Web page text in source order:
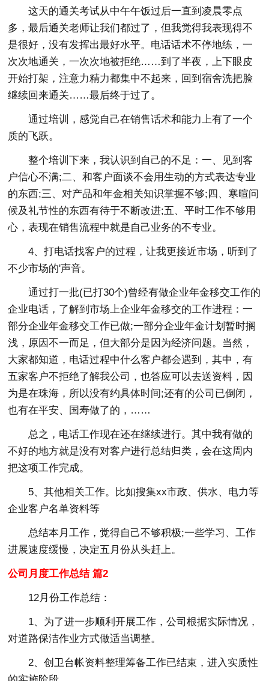
这天的通关考试从中午午饭过后一直到凌晨零点
多，最后通关老师让我们都过了，但我觉得我表现得不
是很好，没有发挥出最好水平。电话话术不停地练，一
次次地通关，一次次地被拒绝……到了半夜，上下眼皮
开始打架，注意力精力都集中不起来，回到宿舍洗把脸
继续回来通关……最后终于过了。
通过培训，感觉自己在销售话术和能力上有了一个
质的飞跃。
整个培训下来，我认识到自己的不足：一、见到客
户信心不满;二、和客户面谈不会用生动的方式表达专业
的东西;三、对产品和年金相关知识掌握不够;四、寒暄问
候及礼节性的东西有待于不断改进;五、平时工作不够用
心，表现在销售流程中就是自己业务的不专业。
4、打电话找客户的过程，让我更接近市场，听到了
不少市场的'声音。
通过打一批(已打30个)曾经有做企业年金移交工作的
企业电话，了解到市场上企业年金移交的工作进程：一
部分企业年金移交工作已做;一部分企业年金计划暂时搁
浅，原因不一而足，但大部分是因为经济问题。当然，
大家都知道，电话过程中什么客户都会遇到，其中，有
五家客户不拒绝了解我公司，也答应可以去送资料，因
为是在珠海，所以没有约具体时间;还有的公司已倒闭，
也有在平安、国寿做了的，……
总之，电话工作现在还在继续进行。其中我有做的
不好的地方就是没有对客户进行总结归类，会在这周内
把这项工作完成。
5、其他相关工作。比如搜集xx市政、供水、电力等
企业客户名单资料等
总结本月工作，觉得自己不够积极;一些学习、工作
进展速度缓慢，决定五月份从头赶上。
公司月度工作总结 篇2
12月份工作总结：
1、为了进一步顺利开展工作，公司根据实际情况，
对道路保洁作业方式做适当调整。
2、创卫台帐资料整理筹备工作已结束，进入实质性